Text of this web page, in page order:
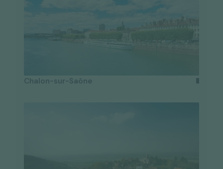
Chalon-sur-Saône